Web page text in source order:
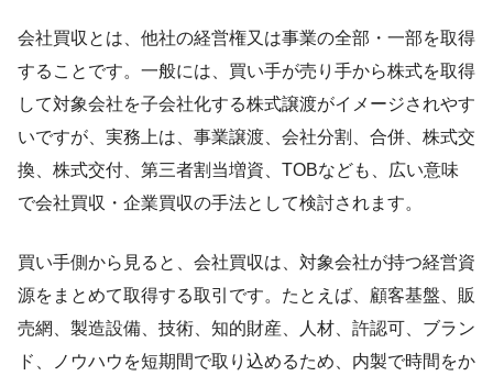
会社買収とは、他社の経営権又は事業の全部・一部を取得
することです。一般には、買い手が売り手から株式を取得
して対象会社を子会社化する株式譲渡がイメージされやす
いですが、実務上は、事業譲渡、会社分割、合併、株式交
換、株式交付、第三者割当増資、TOBなども、広い意味
で会社買収・企業買収の手法として検討されます。
買い手側から見ると、会社買収は、対象会社が持つ経営資
源をまとめて取得する取引です。たとえば、顧客基盤、販
売網、製造設備、技術、知的財産、人材、許認可、ブラン
ド、ノウハウを短期間で取り込めるため、内製で時間をか